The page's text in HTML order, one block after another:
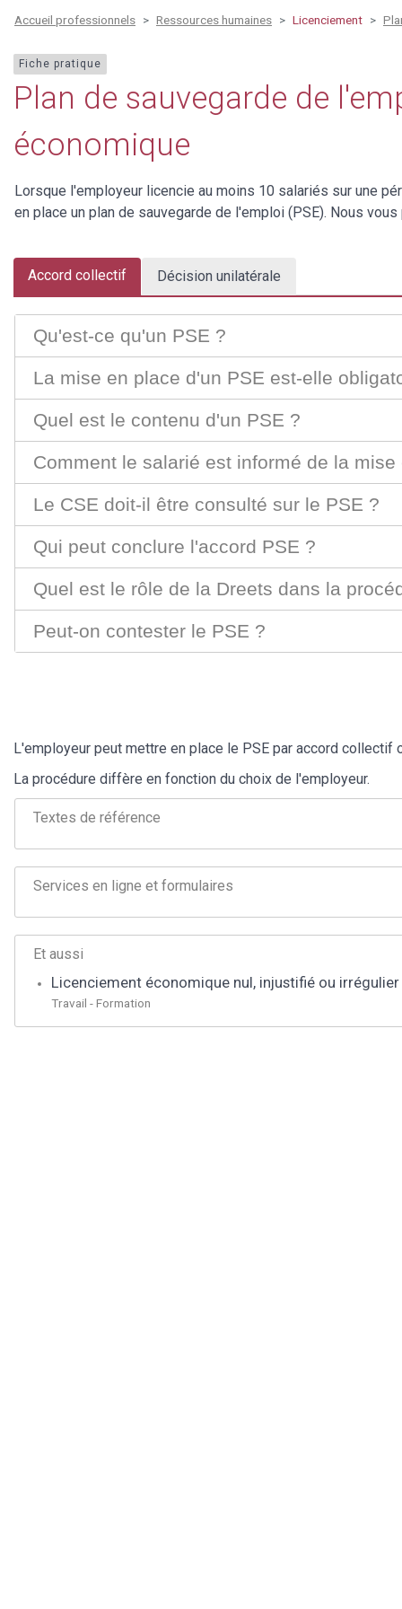
Accueil professionnels Ressources humaines Licenciement
Fiche pratique
Plan de sauvegarde de
économique
Lorsque l'employeur licencie au moins 10 salariés sur une
en place un plan de sauvegarde de l'emploi (PSE). Nous
Accord collectif Décision unilatérale
Qu'est-ce qu'un PSE ?
La mise en place d'un PSE est-elle
Quel est le contenu d'un PSE ?
Comment le salarié est informé de la
Le CSE doit-il être consulté sur le PSE ?
Qui peut conclure l'accord PSE ?
Quel est le rôle de la Dreets dans la
Peut-on contester le PSE ?
L'employeur peut mettre en place le PSE par accord
La procédure diffère en fonction du choix de l'employeur.
Textes de référence
Services en ligne et formulaires
Et aussi
Licenciement économique nul, injustifié ou irrégulier
Travail - Formation